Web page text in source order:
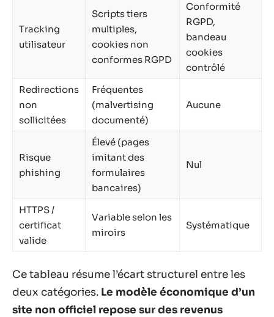
Tracking
utilisateur
Scripts tiers
multiples,
cookies non
conformes RGPD
Conformité
RGPD,
bandeau
cookies
contrôlé
Redirections
non
sollicitées
Fréquentes
(malvertising
documenté)
Aucune
Risque
phishing
Élevé (pages
imitant des
formulaires
bancaires)
Nul
HTTPS /
certificat
valide
Variable selon les
miroirs
Systématique
Ce tableau résume l’écart structurel entre les
deux catégories. Le modèle économique d’un
site non officiel repose sur des revenus